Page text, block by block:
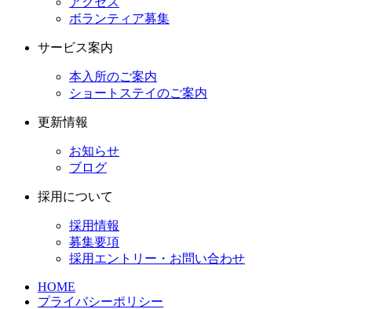
ボランティア募集
サービス案内
本入所のご案内
ショートステイのご案内
更新情報
お知らせ
ブログ
採用について
採用情報
募集要項
採用エントリー・お問い合わせ
HOME
プライバシーポリシー